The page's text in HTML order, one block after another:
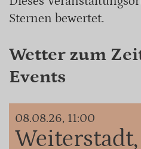
Sternen bewertet.
Wetter zum
Events
08.08.26, 11:00